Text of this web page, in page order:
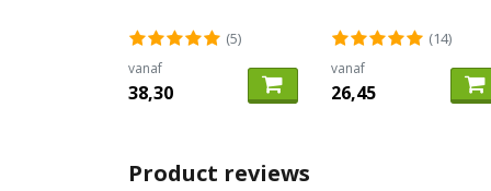
(5)
vanaf
38,30
(14)
vanaf
26,45
Product reviews